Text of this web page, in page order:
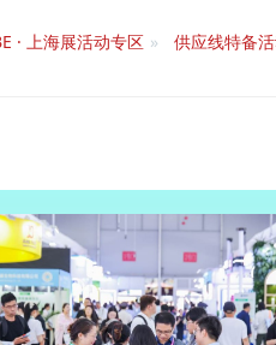
· 上海展活动专区 供应线特备